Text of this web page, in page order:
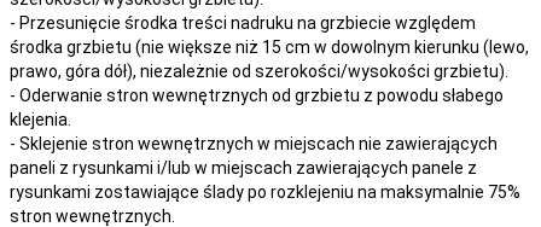
- Przesunięcie środka treści nadruku na grzbiecie względem
środka grzbietu (nie większe niż 15 cm w dowolnym kierunku (lewo,
prawo, góra dół), niezależnie od szerokości/wysokości grzbietu).
- Oderwanie stron wewnętrznych od grzbietu z powodu słabego
klejenia.
- Sklejenie stron wewnętrznych w miejscach nie zawierających
paneli z rysunkami i/lub w miejscach zawierających panele z
rysunkami zostawiające ślady po rozklejeniu na maksymalnie 75%
stron wewnętrznych.